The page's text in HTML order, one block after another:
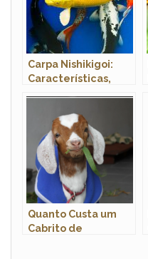
Carpa Nishikigoi:
Características,
Quanto Custa um
Cabrito de